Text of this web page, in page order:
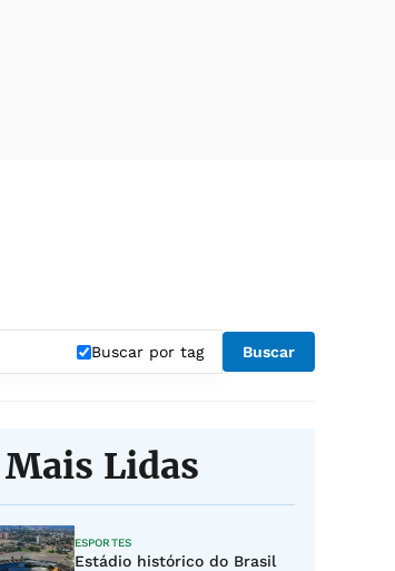
Buscar por tag Buscar
Mais Lidas
ESPORTES
Estádio histórico do Brasil